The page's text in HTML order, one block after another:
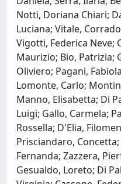
Notti, Doriana Chiari;
Luciana; Vitale,
Vigotti, Federica Neve;
Maurizio; Bio, Patrizia;
Oliviero; Pagani,
Lomonte, Carlo;
Manno, Elisabetta; Di
Luigi; Gallo, Carmela;
Rossella; D'Elia,
Prisciandaro,
Fernanda; Zazzera,
Gesualdo, Loreto; Di